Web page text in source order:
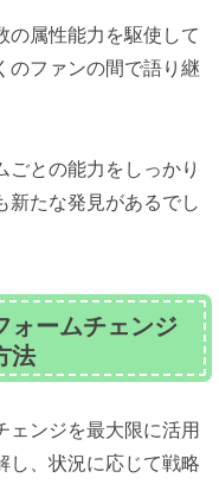
の属性能力を駆使して
のファンの間で語り継
ごとの能力をしっかり
新たな発見があるでし
ォームチェンジ
法
ェンジを最大限に活用
し、状況に応じて戦略